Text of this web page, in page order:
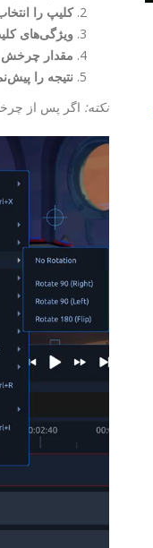
کلیپ را
ویژگی‌های
مقدار چرخش
نتیجه را
نکته: اگر پس از